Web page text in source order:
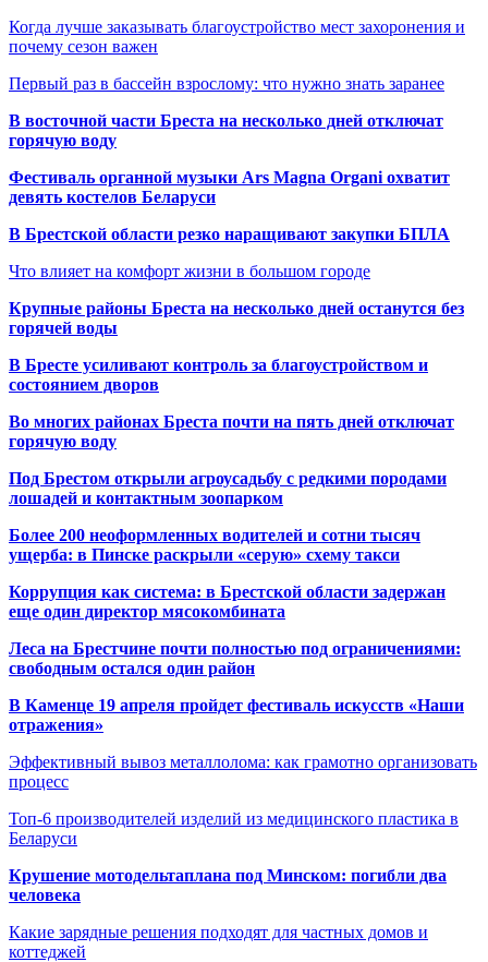
Когда лучше заказывать благоустройство мест захоронения и
почему сезон важен
Первый раз в бассейн взрослому: что нужно знать заранее
В восточной части Бреста на несколько дней отключат
горячую воду
Фестиваль органной музыки Ars Magna Organi охватит
девять костелов Беларуси
В Брестской области резко наращивают закупки БПЛА
Что влияет на комфорт жизни в большом городе
Крупные районы Бреста на несколько дней останутся без
горячей воды
В Бресте усиливают контроль за благоустройством и
состоянием дворов
Во многих районах Бреста почти на пять дней отключат
горячую воду
Под Брестом открыли агроусадьбу с редкими породами
лошадей и контактным зоопарком
Более 200 неоформленных водителей и сотни тысяч
ущерба: в Пинске раскрыли «серую» схему такси
Коррупция как система: в Брестской области задержан
еще один директор мясокомбината
Леса на Брестчине почти полностью под ограничениями:
свободным остался один район
В Каменце 19 апреля пройдет фестиваль искусств «Наши
отражения»
Эффективный вывоз металлолома: как грамотно организовать
процесс
Топ-6 производителей изделий из медицинского пластика в
Беларуси
Крушение мотодельтаплана под Минском: погибли два
человека
Какие зарядные решения подходят для частных домов и
коттеджей